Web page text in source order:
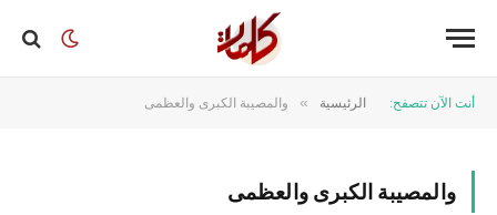
أنت الآن تتصفح: الرئيسية » والمصيبة الكبرى والعظمى
والمصيبة الكبرى والعظمى